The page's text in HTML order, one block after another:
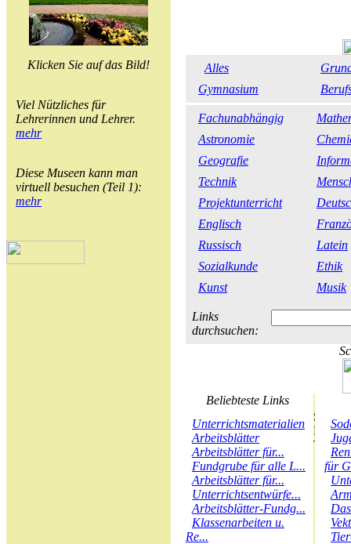
Klicken Sie auf das Bild!
Viel Nützliches für
Lehrerinnen und Lehrer.
mehr
Diese Museen kann man
virtuell besuchen (Teil 1):
mehr
Alles
Gymnasium
Fachunabhängig
Astronomie
Geografie
Technik
Projektunterricht
Englisch
Russisch
Latein
Sozialkunde
Ethik
Kunst
Musik
Links
durchsuchen:
Beliebteste Links
Unterrichtsmaterialien
Arbeitsblätter
Arbeitsblätter für...
Fundgrube für alle L...
Arbeitsblätter für...
Unterrichtsentwürfe...
Arbeitsblätter-Fundg...
Klassenarbeiten u.
Re...
für